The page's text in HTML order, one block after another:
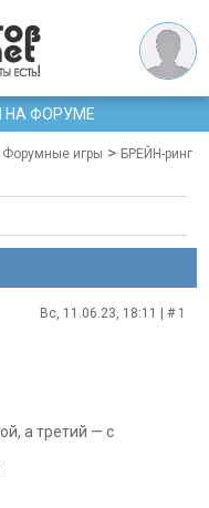
НА ФОРУМЕ
Форумные игры > БРЕЙН-ринг
Вс, 11.06.23, 18:11 | # 1
а третий — с